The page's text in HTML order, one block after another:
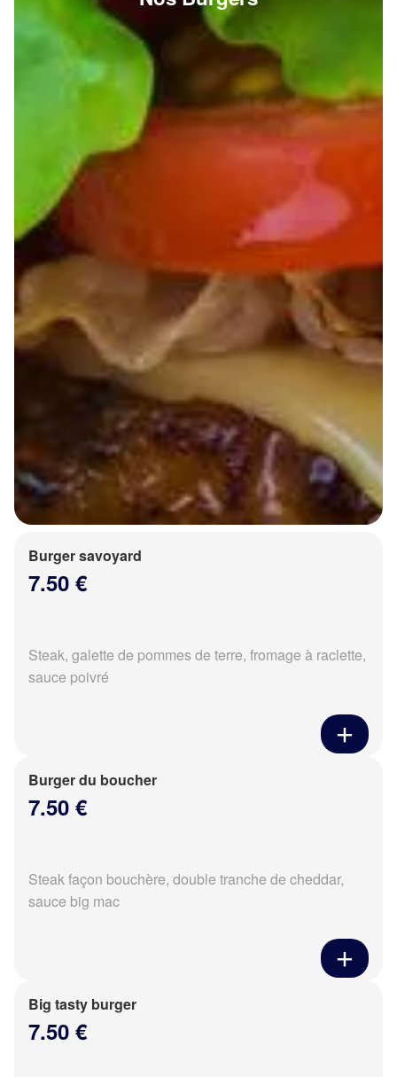
Burger savoyard
7.50 €
Steak, galette de pommes de terre, fromage à raclette,
sauce poivré
Burger du boucher
7.50 €
Steak façon bouchère, double tranche de cheddar,
sauce big mac
Big tasty burger
7.50 €